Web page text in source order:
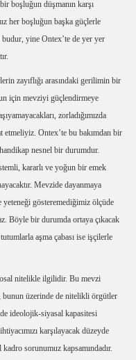
boşluğun düşmanın karşı
her boşluğun başka güçlerle
yine Ontex’te de yer yer
zayıflığı arasındaki gerilimin bir
için mevziyi güçlendirmeye
zorladığımızda
etmeliyiz. Ontex’te bu bakımdan bir
nesnel bir durumdur.
kararlı ve yoğun bir emek
Mevzide dayanmaya
yeteneği gösteremediğimiz ölçüde
Böyle bir durumda ortaya çıkacak
aşma çabası ise işçilerle
nitelikle ilgilidir. Bu mevzi
bunun üzerinde de nitelikli örgütler
ideolojik-siyasal kapasitesi
karşılayacak düzeyde
kadro sorunumuz kapsamındadır.